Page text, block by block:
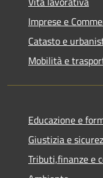
Imprese e
Catasto e
Mobilità e
Educazione e
Giustizia e
Tributi,finanze e